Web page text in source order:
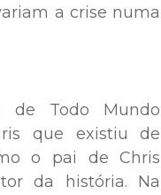
a crise numa
de Todo Mundo
que existiu de
o pai de Chris
da história. Na